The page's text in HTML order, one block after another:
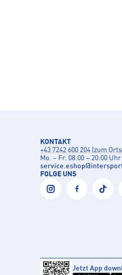
KONTAKT
+43 7242 600 204 (zum
Mo. – Fr. 08:00 – 20:00 Uhr
service.eshop@
FOLGE UNS
Jetzt App